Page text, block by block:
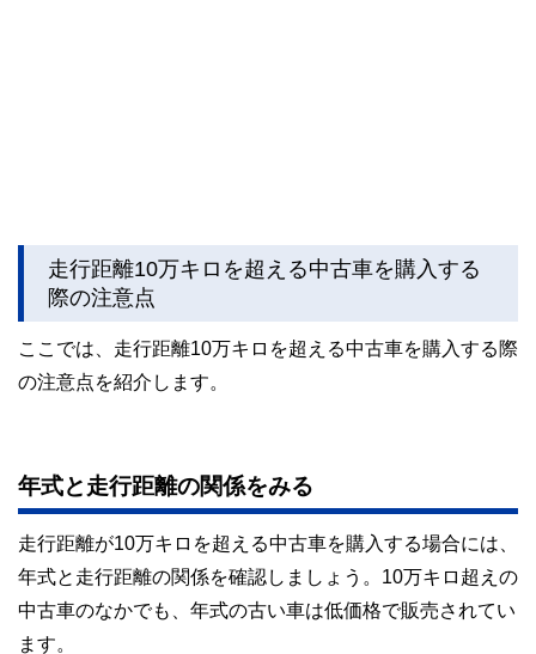
走行距離10万キロを超える中古車を購入する
際の注意点
ここでは、走行距離10万キロを超える中古車を購入する際
の注意点を紹介します。
年式と走行距離の関係をみる
走行距離が10万キロを超える中古車を購入する場合には、
年式と走行距離の関係を確認しましょう。10万キロ超えの
中古車のなかでも、年式の古い車は低価格で販売されてい
ます。